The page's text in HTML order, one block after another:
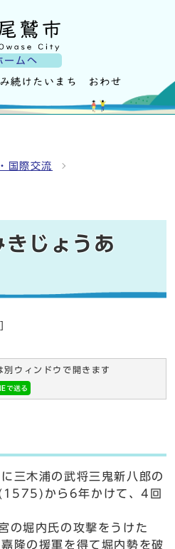
ームへ
国際交流
きじょうあ
別ウィンドウで開きます
三木浦の武将三鬼新八郎の
から6年かけて、4回
の堀内氏の攻撃をうけた
隆の援軍を得て堀内勢を破